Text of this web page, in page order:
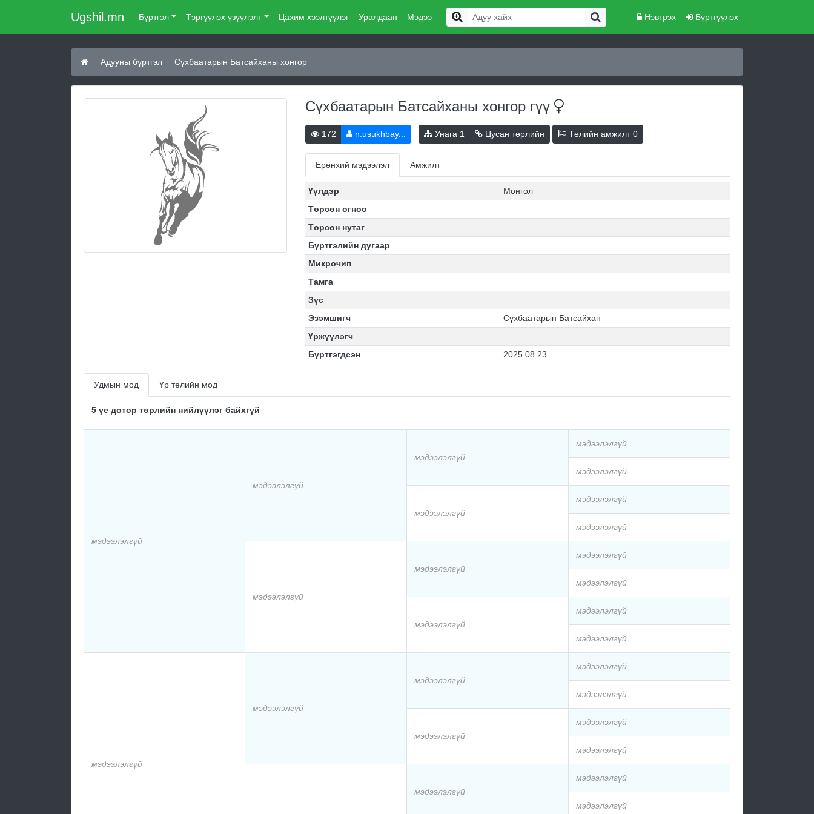
Ugshil.mn Бүртгэл Тэргүүлэх үзүүлэлт Цахим хээлтүүлэг Уралдаан Мэдээ Нэвтрэх Бүртгүүлэх
Адууны бүртгэл Сүхбаатарын Батсайханы хонгор
Сүхбаатарын Батсайханы хонгор гүү
172 n.usukhbay... Унага 1 Цусан төрлийн Төлийн амжилт0
Ерөнхий мэдээлэл Амжилт
Үүлдэр
Монгол
Төрсөн огноо
Төрсөн нутаг
Бүртгэлийн дугаар
Микрочип
Тамга
Зүс
Эзэмшигч
Сүхбаатарын Батсайхан
Үржүүлэгч
Бүртгэгдсэн
2025.08.23
Удмын мод Үр төлийн мод
5 үе дотор төрлийн нийлүүлэг байхгүй
мэдээлэлгүй
мэдээлэлгүй
мэдээлэлгүй
мэдээлэлгүй
мэдээлэлгүй
мэдээлэлгүй
мэдээлэлгүй
мэдээлэлгүй
мэдээлэлгүй
мэдээлэлгүй
мэдээлэлгүй
мэдээлэлгүй
мэдээлэлгүй
мэдээлэлгүй
мэдээлэлгүй
мэдээлэлгүй
мэдээлэлгүй
мэдээлэлгүй
мэдээлэлгүй
мэдээлэлгүй
мэдээлэлгүй
мэдээлэлгүй
мэдээлэлгүй
мэдээлэлгүй
мэдээлэлгүй
мэдээлэлгүй